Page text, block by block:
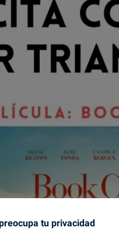
tu privacidad